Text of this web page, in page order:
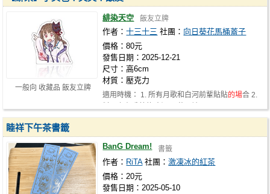
一般向 收藏品 飯友立牌
緋染天空 飯友立牌
作者：十三十三 社團： 向日葵花馬桶蓋子
價格：80元
發售日期：2025-12-21
尺寸：高6cm
材質：壓克力
適用時機： 1. 所有月歌和白河前輩貼貼的場合 2.
睦祥下午茶書籤
BanG Dream! 書籤
作者： RiTA 社團：激凍冰的紅茶
價格：20元
發售日期：2025-05-10